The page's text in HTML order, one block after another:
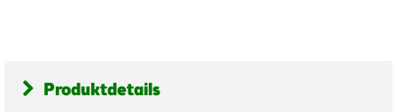
Produktdetails